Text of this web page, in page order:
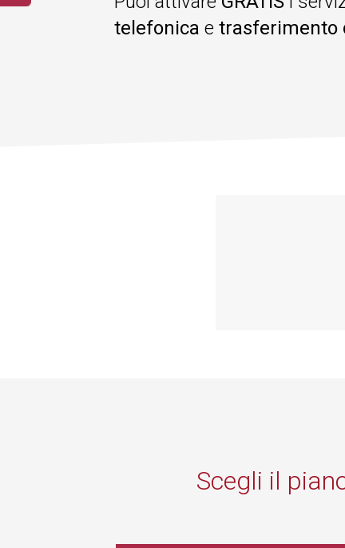
telefonica e trasferimento
Scegli il